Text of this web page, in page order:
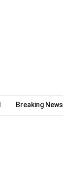
Breaking News